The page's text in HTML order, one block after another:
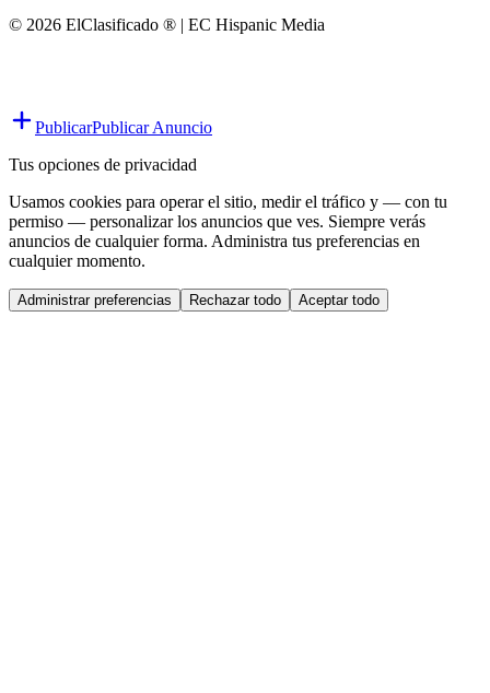
© 2026 ElClasificado ® | EC Hispanic Media
PublicarPublicar Anuncio
Tus opciones de privacidad
Usamos cookies para operar el sitio, medir el tráfico y — con tu
permiso — personalizar los anuncios que ves. Siempre verás
anuncios de cualquier forma. Administra tus preferencias en
cualquier momento.
Administrar preferencias Rechazar todo Aceptar todo